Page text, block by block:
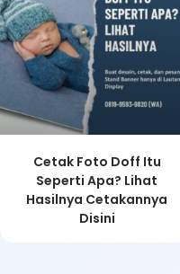
Cetak Foto Doff Itu
Seperti Apa? Lihat
Hasilnya Cetakannya
Disini